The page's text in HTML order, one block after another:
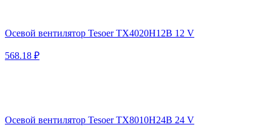
Осевой вентилятор Tesoer TX4020H12B 12 V
568.18 ₽
Осевой вентилятор Tesoer TX8010H24B 24 V